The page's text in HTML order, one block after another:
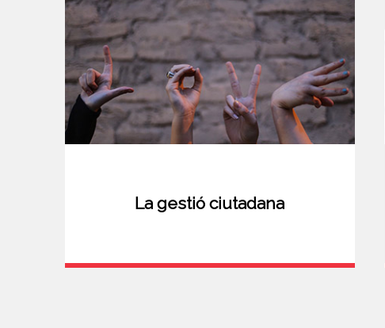
La gestió ciutadana